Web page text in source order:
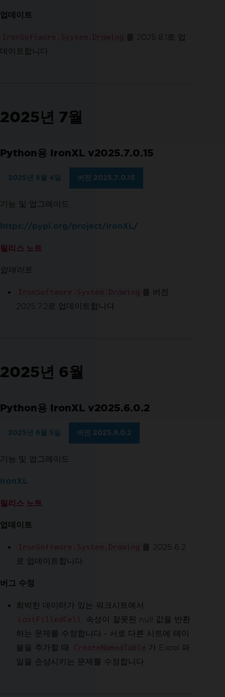
업데이트
IronSoftware.System.Drawing 를 2025.8.1로 업
데이트합니다.
2025년 7월
Python용 IronXL v2025.7.0.15
2025년 8월 4일 버전 2025.7.0.15
기능 및 업그레이드
https://pypi.org/project/IronXL/
릴리스 노트
업데이트
IronSoftware.System.Drawing 를 버전
2025.7.2로 업데이트합니다.
2025년 6월
Python용 IronXL v2025.6.0.2
2025년 6월 5일 버전 2025.6.0.2
기능 및 업그레이드
IronXL
릴리스 노트
업데이트
IronSoftware.System.Drawing 를 2025.6.2
로 업데이트합니다.
버그 수정
희박한 데이터가 있는 워크시트에서
LastFilledCell
속성이 잘못된 null 값을 반환
하는 문제를 수정합니다.- 서로 다른 시트에 테이
블을 추가할 때
CreateNamedTable 가 Excel 파
일을 손상시키는 문제를 수정합니다.